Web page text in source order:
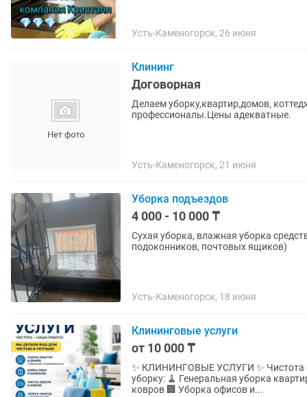
Усть-Каменогорск, 26 июня
Клининг
Договорная
Делаем уборку,квартир,домов,
профессионалы.Цены адекватные.
Усть-Каменогорск, 21 июня
Уборка подъездов
4 000 - 10 000 ₸
Сухая уборка, влажная уборка
подоконников, почтовых ящиков)
Усть-Каменогорск, 18 июня
Клининговые услуги
от 10 000 ₸
✨ КЛИНИНГОВЫЕ УСЛУГИ ✨ Чистота без лишних хлопот! Предлагаем профессиональную
уборку: 🧹 Генеральная уборка
ковров 🏢 Уборка офисов и...